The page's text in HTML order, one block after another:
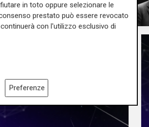
in toto oppure selezionare le
prestato può essere revocato
con l'utilizzo esclusivo di
Preferenze